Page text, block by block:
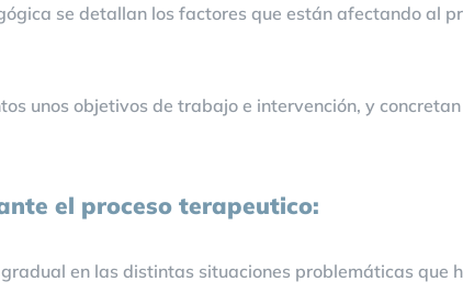
se detallan los factores que están afectando al
unos objetivos de trabajo e intervención, y
el proceso terapeutico:
en las distintas situaciones problemáticas que